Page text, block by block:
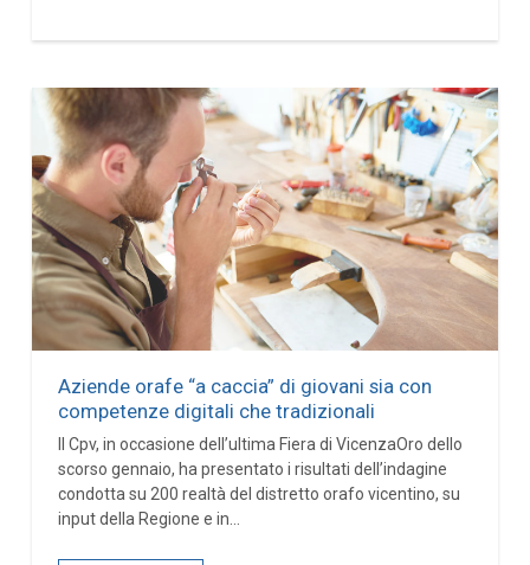
Aziende orafe “a caccia” di giovani sia con
competenze digitali che tradizionali
Il Cpv, in occasione dell’ultima Fiera di VicenzaOro dello
scorso gennaio, ha presentato i risultati dell’indagine
condotta su 200 realtà del distretto orafo vicentino, su
input della Regione e in...